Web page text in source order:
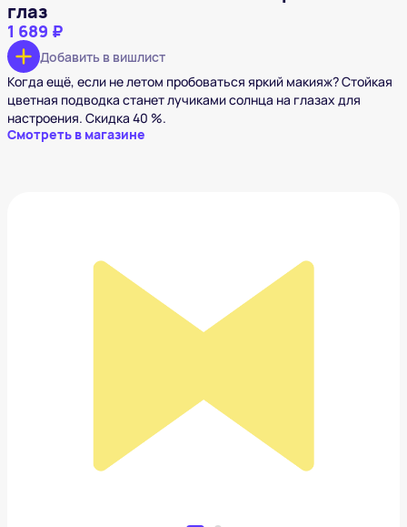
глаз
1 689 ₽
Добавить в вишлист
Когда ещё, если не летом пробоваться яркий макияж? Стойкая
цветная подводка станет лучиками солнца на глазах для
настроения. Скидка 40 %.
Смотреть в магазине
Добавить в вишлист